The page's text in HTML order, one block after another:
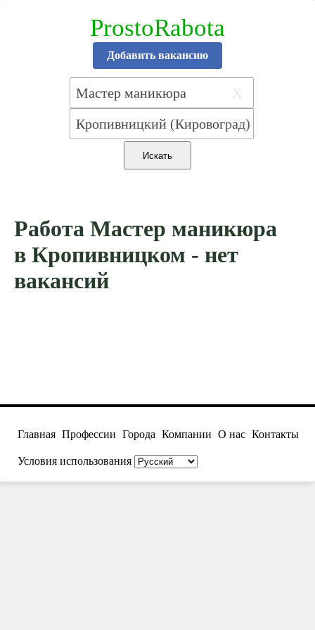
ProstoRabota
Добавить вакансию
X
X
Работа Мастер маникюра
в Кропивницком - нет
вакансий
Главная Профессии Города Компании О нас Контакты
Условия использования